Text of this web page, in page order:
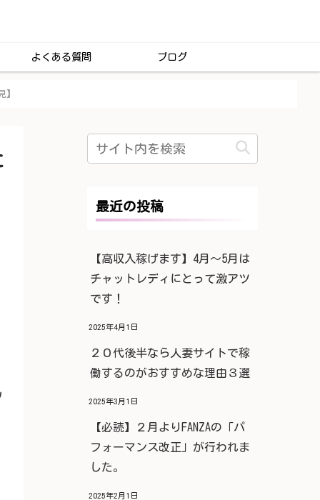
よくある質問 ブログ
】
最近の投稿
【高収入稼げます】4月〜5月は
チャットレディにとって激アツ
です！
2025年4月1日
２０代後半なら人妻サイトで稼
働するのがおすすめな理由３選
2025年3月1日
【必読】２月よりFANZAの「パ
フォーマンス改正」が行われま
した。
2025年2月1日